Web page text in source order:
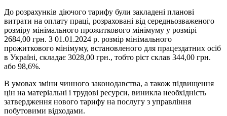
До розрахунків діючого тарифу були закладені планові
витрати на оплату праці, розраховані від середньозваженого
розміру мінімального прожиткового мінімуму у розмірі
2684,00 грн. З 01.01.2024 р. розмір мінімального
прожиткового мінімуму, встановленого для працездатних осіб
в Україні, складає 3028,00 грн., тобто ріст склав 344,00 грн.
або 98,6%.
В умовах зміни чинного законодавства, а також підвищення
цін на матеріальні і трудові ресурси, виникла необхідність
затвердження нового тарифу на послугу з управління
побутовими відходами.